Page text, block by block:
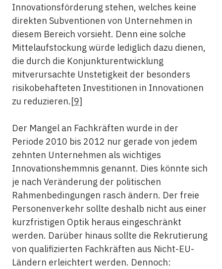
Innovationsförderung stehen, welches keine
direkten Subventionen von Unternehmen in
diesem Bereich vorsieht. Denn eine solche
Mittelaufstockung würde lediglich dazu dienen,
die durch die Konjunkturentwicklung
mitverursachte Unstetigkeit der besonders
risikobehafteten Investitionen in Innovationen
zu reduzieren.[9]
Der Mangel an Fachkräften wurde in der
Periode 2010 bis 2012 nur gerade von jedem
zehnten Unternehmen als wichtiges
Innovationshemmnis genannt. Dies könnte sich
je nach Veränderung der politischen
Rahmenbedingungen rasch ändern. Der freie
Personenverkehr sollte deshalb nicht aus einer
kurzfristigen Optik heraus eingeschränkt
werden. Darüber hinaus sollte die Rekrutierung
von qualifizierten Fachkräften aus Nicht-EU-
Ländern erleichtert werden. Dennoch: